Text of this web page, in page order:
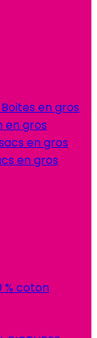
en gros
en gros
en gros
en gros
% coton